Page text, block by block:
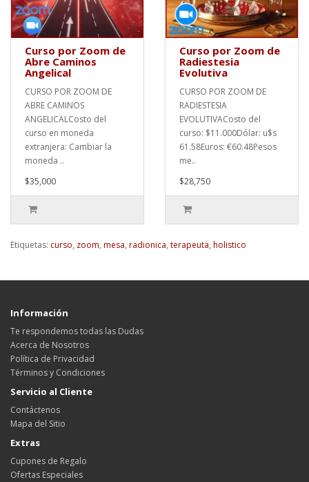
Curso por Zoom de
Abre Caminos
Angelical
CURSO POR ZOOM DE
ABRE CAMINOS
ANGELICALCosto del
curso en moneda
extranjera: Cambiar la
moneda ..
$35,000
Curso por Zoom de
Radiestesia
Evolutiva
CURSO POR ZOOM DE
RADIESTESIA
EVOLUTIVACosto del
curso: $11.000Dólar: u$s
61.58Euros: €60.48Pesos
me..
$28,750
Etiquetas: curso, zoom, mesa, radionica, terapeuta, holistico
Información
Te respondemos todas las Dudas
Acerca de Nosotros
Política de Privacidad
Términos y Condiciones
Servicio al Cliente
Contáctenos
Mapa del Sitio
Extras
Cupones de Regalo
Ofertas Especiales